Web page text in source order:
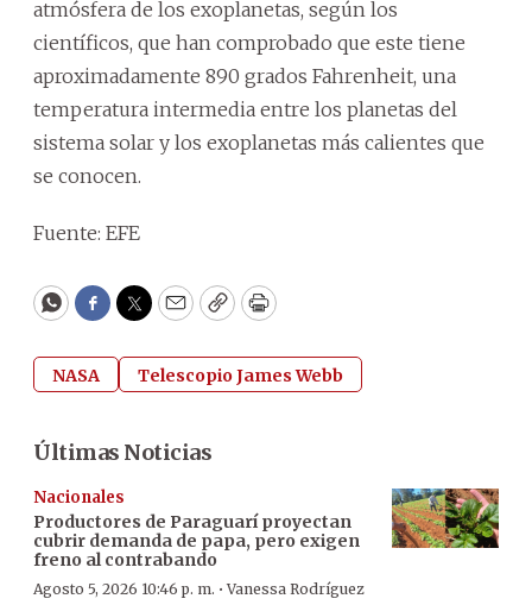
atmósfera de los exoplanetas, según los
científicos, que han comprobado que este tiene
aproximadamente 890 grados Fahrenheit, una
temperatura intermedia entre los planetas del
sistema solar y los exoplanetas más calientes que
se conocen.
Fuente: EFE
WhatsApp
Facebook
Twitter
EmailCopyPrint
NASA Telescopio James Webb
Últimas Noticias
Nacionales
Productores de Paraguarí proyectan
cubrir demanda de papa, pero exigen
freno al contrabando
Agosto 5, 2026 10:46 p. m. ·Vanessa Rodríguez